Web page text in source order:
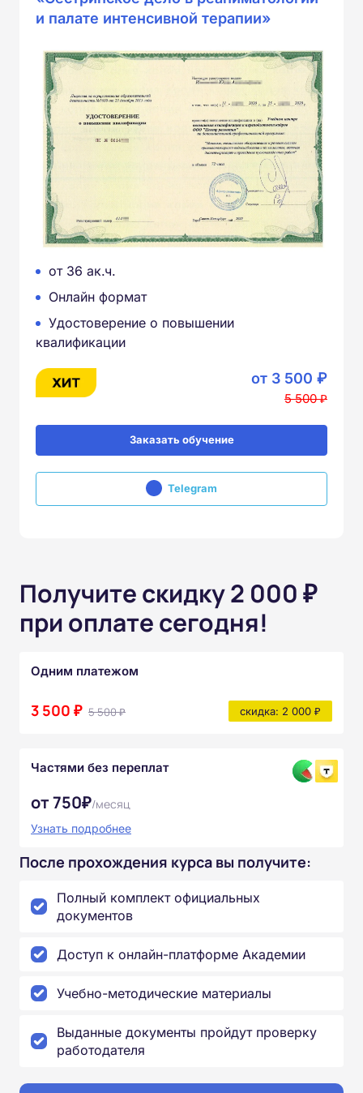
и палате интенсивной терапии»
от 36 ак.ч.
Онлайн формат
Удостоверение о повышении
квалификации
от 3 500 ₽
5 500 ₽
Заказать обучение
Telegram
Получите скидку 2 000 ₽
при оплате сегодня!
Одним платежом
3 500 ₽ 5 500 ₽ скидка: 2 000 ₽
Частями без переплат
от 750₽/месяц
Узнать подробнее
После прохождения курса вы получите:
Полный комплект официальных
документов
Доступ к онлайн-платформе Академии
Учебно-методические материалы
Выданные документы пройдут проверку
работодателя